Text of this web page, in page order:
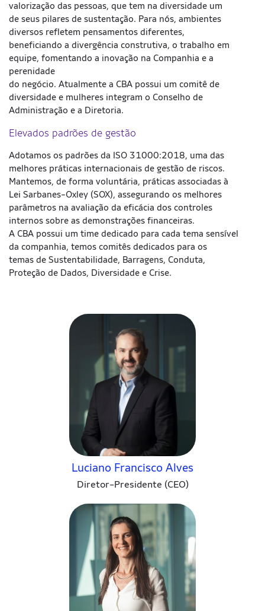
Esse canal para denúncias, relatos e esclarecimentos
pode ser facilmente acessado por todos os empregados
e empregadas e pelo público externo, por telefone ou
via web. Os registros são confidenciais, anônimos e
tratados de maneira imparcial. Todos os casos são
apurados e direcionados por uma empresa
especializada e independente, de acordo com as
políticas internas da CBA e a legislação.
Se você tiver conhecimento de qualquer prática que não
esteja de acordo com o nosso Código de Conduta ou
com a lei, faça uma denúncia. Você está seguro neste
ambiente.
valorização das pessoas, que tem na diversidade um
de seus pilares de sustentação. Para nós, ambientes
diversos refletem pensamentos diferentes,
beneficiando a divergência construtiva, o trabalho em
equipe, fomentando a inovação na Companhia e a
perenidade
do negócio. Atualmente a CBA possui um comitê de
diversidade e mulheres integram o Conselho de
Administração e a Diretoria.
Elevados padrões de gestão
Adotamos os padrões da ISO 31000:2018, uma das
melhores práticas internacionais de gestão de riscos.
Mantemos, de forma voluntária, práticas associadas à
Lei Sarbanes-Oxley (SOX), assegurando os melhores
parâmetros na avaliação da eficácia dos controles
internos sobre as demonstrações financeiras.
A CBA possui um time dedicado para cada tema sensível
da companhia, temos comitês dedicados para os
temas de Sustentabilidade, Barragens, Conduta,
Proteção de Dados, Diversidade e Crise.
Luciano Francisco Alves
Diretor-Presidente (CEO)